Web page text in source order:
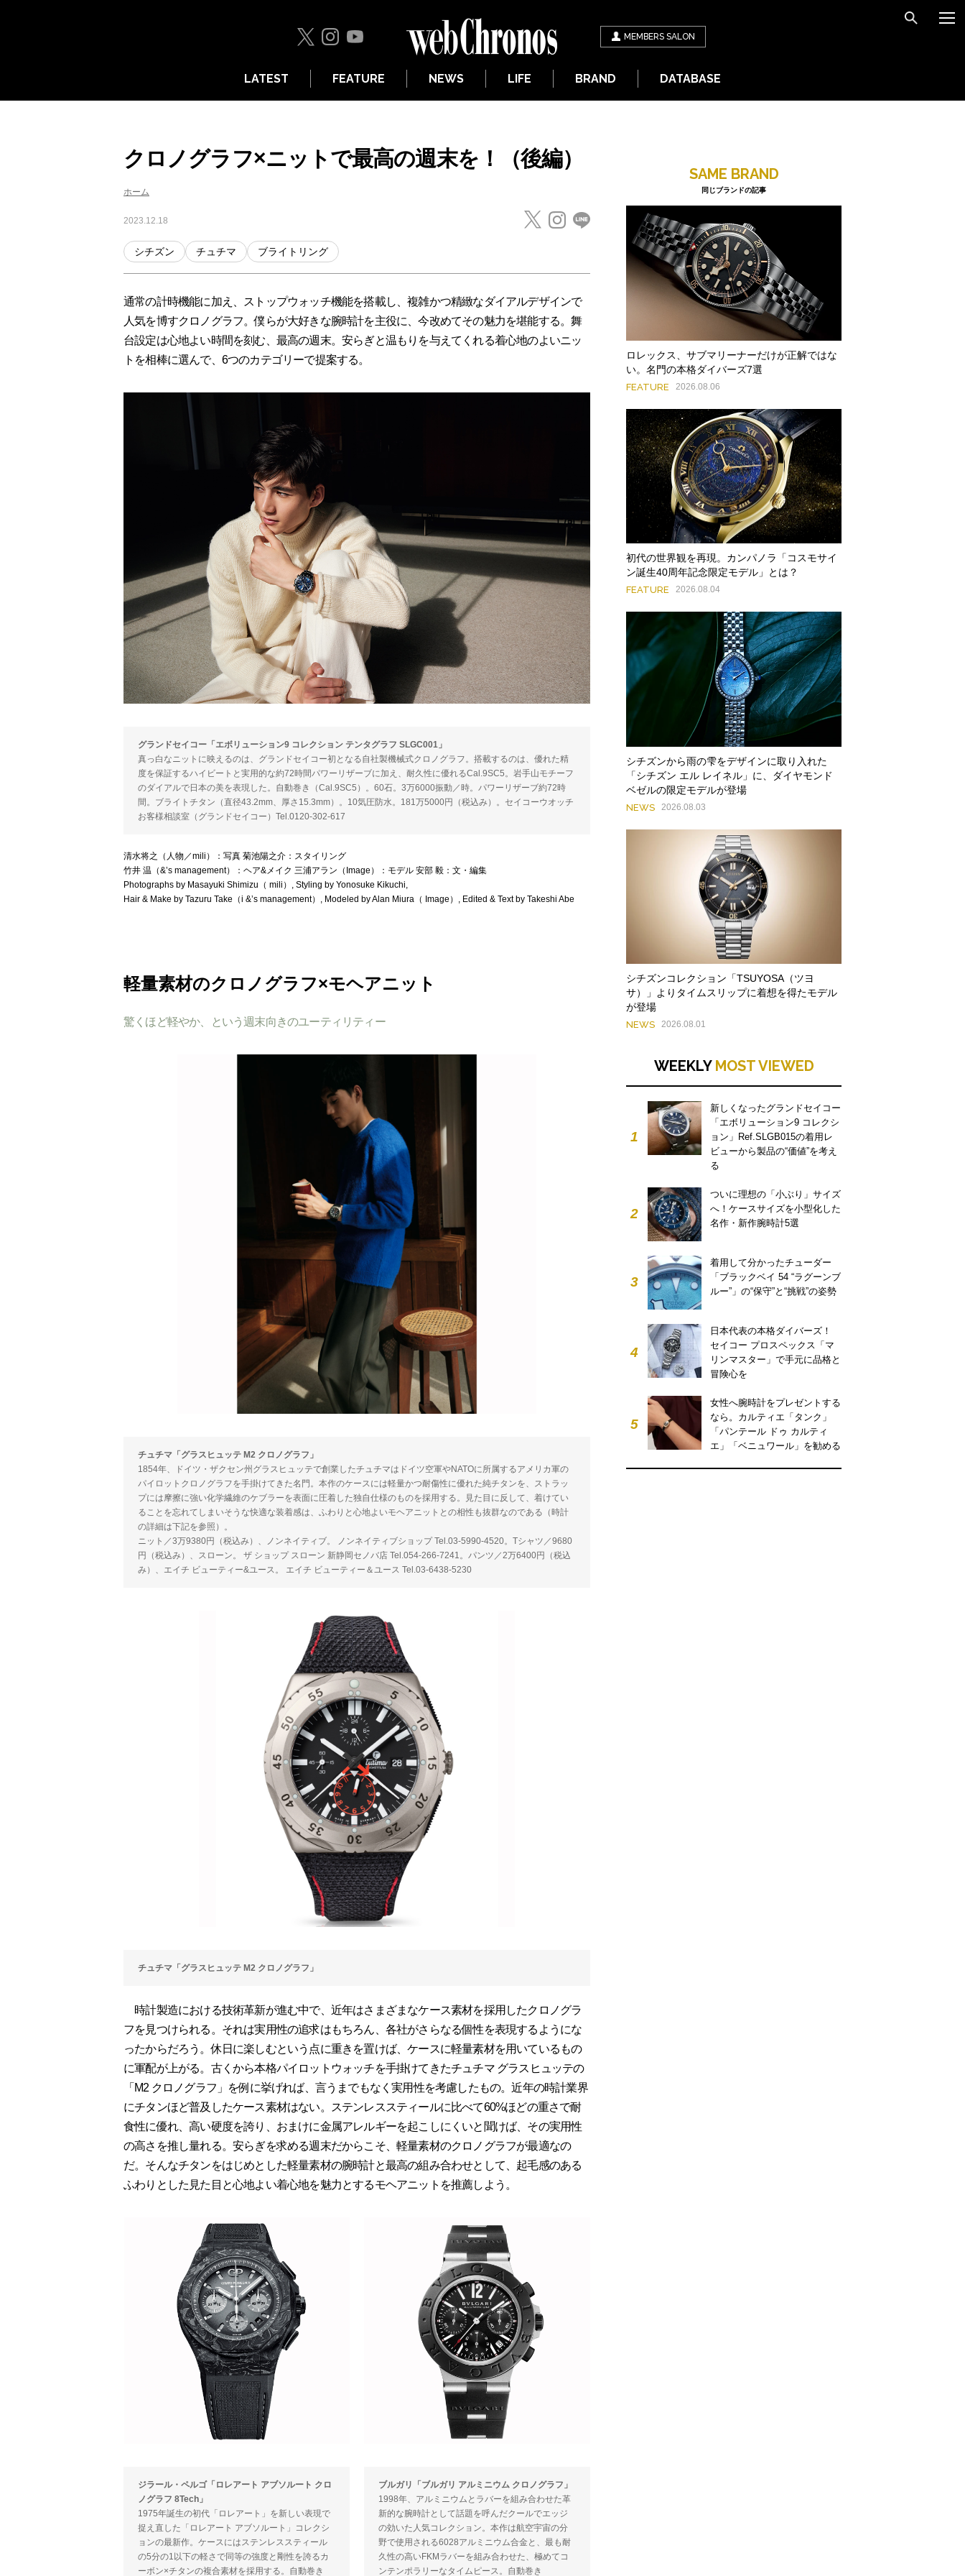
MEMBERS SALON
LATEST FEATURE NEWS LIFE BRAND DATABASE
クロノグラフ×ニットで最高の週末を！（後編）
ホーム
2023.12.18
シチズン チュチマ ブライトリング
通常の計時機能に加え、ストップウォッチ機能を搭載し、複雑かつ精緻なダイアルデザインで
人気を博すクロノグラフ。僕らが大好きな腕時計を主役に、今改めてその魅力を堪能する。舞
台設定は心地よい時間を刻む、最高の週末。安らぎと温もりを与えてくれる着心地のよいニッ
トを相棒に選んで、6つのカテゴリーで提案する。
グランドセイコー「エボリューション9 コレクション テンタグラフ SLGC001」
真っ白なニットに映えるのは、グランドセイコー初となる自社製機械式クロノグラフ。搭載するのは、優れた精
度を保証するハイビートと実用的な約72時間パワーリザーブに加え、耐久性に優れるCal.9SC5。岩手山モチーフ
のダイアルで日本の美を表現した。自動巻き（Cal.9SC5）。60石。3万6000振動／時。パワーリザーブ約72時
間。ブライトチタン（直径43.2mm、厚さ15.3mm）。10気圧防水。181万5000円（税込み）。セイコーウオッチ
お客様相談室（グランドセイコー）Tel.0120-302-617
清水将之（人物／mili）：写真 菊池陽之介：スタイリング
竹井 温（&’s management）：ヘア&メイク 三浦アラン（Image）：モデル 安部 毅：文・編集
Photographs by Masayuki Shimizu（ mili）, Styling by Yonosuke Kikuchi,
Hair & Make by Tazuru Take（i &ʼs management）, Modeled by Alan Miura（ Image）, Edited & Text by Takeshi Abe
軽量素材のクロノグラフ×モヘアニット
驚くほど軽やか、という週末向きのユーティリティー
チュチマ「グラスヒュッテ M2 クロノグラフ」
1854年、ドイツ・ザクセン州グラスヒュッテで創業したチュチマはドイツ空軍やNATOに所属するアメリカ軍の
パイロットクロノグラフを手掛けてきた名門。本作のケースには軽量かつ耐傷性に優れた純チタンを、ストラッ
プには摩擦に強い化学繊維のケブラーを表面に圧着した独自仕様のものを採用する。見た目に反して、着けてい
ることを忘れてしまいそうな快適な装着感は、ふわりと心地よいモヘアニットとの相性も抜群なのである（時計
の詳細は下記を参照）。
ニット／3万9380円（税込み）、ノンネイティブ。 ノンネイティブショップ Tel.03-5990-4520。Tシャツ／9680
円（税込み）、スローン。 ザ ショップ スローン 新静岡セノバ店 Tel.054-266-7241。パンツ／2万6400円（税込
み）、エイチ ビューティー&ユース。 エイチ ビューティー＆ユース Tel.03-6438-5230
チュチマ「グラスヒュッテ M2 クロノグラフ」
時計製造における技術革新が進む中で、近年はさまざまなケース素材を採用したクロノグラ
フを見つけられる。それは実用性の追求はもちろん、各社がさらなる個性を表現するようにな
ったからだろう。休日に楽しむという点に重きを置けば、ケースに軽量素材を用いているもの
に軍配が上がる。古くから本格パイロットウォッチを手掛けてきたチュチマ グラスヒュッテの
「M2 クロノグラフ」を例に挙げれば、言うまでもなく実用性を考慮したもの。近年の時計業界
にチタンほど普及したケース素材はない。ステンレススティールに比べて60%ほどの重さで耐
食性に優れ、高い硬度を誇り、おまけに金属アレルギーを起こしにくいと聞けば、その実用性
の高さを推し量れる。安らぎを求める週末だからこそ、軽量素材のクロノグラフが最適なの
だ。そんなチタンをはじめとした軽量素材の腕時計と最高の組み合わせとして、起毛感のある
ふわりとした見た目と心地よい着心地を魅力とするモヘアニットを推薦しよう。
ジラール・ペルゴ「ロレアート アブソルート クロ
ノグラフ 8Tech」
1975年誕生の初代「ロレアート」を新しい表現で
捉え直した「ロレアート アブソルート」コレクシ
ョンの最新作。ケースにはステンレススティール
の5分の1以下の軽さで同等の強度と剛性を誇るカ
ーボン×チタンの複合素材を採用する。自動巻き
ブルガリ「ブルガリ アルミニウム クロノグラフ」
1998年、アルミニウムとラバーを組み合わせた革
新的な腕時計として話題を呼んだクールでエッジ
の効いた人気コレクション。本作は航空宇宙の分
野で使用される6028アルミニウム合金と、最も耐
久性の高いFKMラバーを組み合わせた、極めてコ
ンテンポラリーなタイムピース。自動巻き
SAME BRAND
同じブランドの記事
ロレックス、サブマリーナーだけが正解ではな
い。名門の本格ダイバーズ7選
FEATURE 2026.08.06
初代の世界観を再現。カンパノラ「コスモサイ
ン誕生40周年記念限定モデル」とは？
FEATURE 2026.08.04
シチズンから雨の雫をデザインに取り入れた
「シチズン エル レイネル」に、ダイヤモンド
ベゼルの限定モデルが登場
NEWS 2026.08.03
シチズンコレクション「TSUYOSA（ツヨ
サ）」よりタイムスリップに着想を得たモデル
が登場
NEWS 2026.08.01
WEEKLY MOST VIEWED
1
新しくなったグランドセイコー
「エボリューション9 コレクシ
ョン」Ref.SLGB015の着用レ
ビューから製品の“価値”を考え
る
2
ついに理想の「小ぶり」サイズ
へ！ケースサイズを小型化した
名作・新作腕時計5選
3
着用して分かったチューダー
「ブラックベイ 54 “ラグーンブ
ルー”」の“保守”と“挑戦”の姿勢
4
日本代表の本格ダイバーズ！
セイコー プロスペックス「マ
リンマスター」で手元に品格と
冒険心を
5
女性へ腕時計をプレゼントする
なら。カルティエ「タンク」
「パンテール ドゥ カルティ
エ」「ベニュワール」を勧める